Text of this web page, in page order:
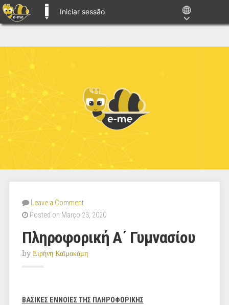
E-ME BLOGS
Iniciar sessão
Leave a Comment
Posted on Março 23, 2020
Πληροφορική Α΄ Γυμνασίου
by Ειρήνη Καϊμακάμη
ΒΑΣΙΚΕΣ ΕΝΝΟΙΕΣ ΤΗΣ ΠΛΗΡΟΦΟΡΙΚΗΣ